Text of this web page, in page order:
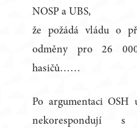
NOSP a UBS,
že požádá vládu o
odměny pro 26
hasičů……
Po argumentaci OSH
nekorespondují